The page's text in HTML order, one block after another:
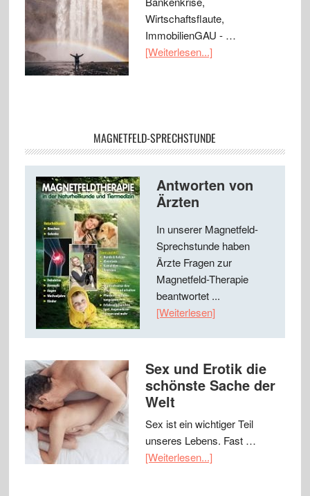
Wirtschaftsflaute,
ImmobilienGAU - …
[Weiterlesen...]
MAGNETFELD-SPRECHSTUNDE
Antworten von
Ärzten
In unserer Magnetfeld-
Sprechstunde haben
Ärzte Fragen zur
Magnetfeld-Therapie
beantwortet ...
[Weiterlesen]
Sex und Erotik die
schönste Sache der
Welt
Sex ist ein wichtiger Teil
unseres Lebens. Fast …
[Weiterlesen...]